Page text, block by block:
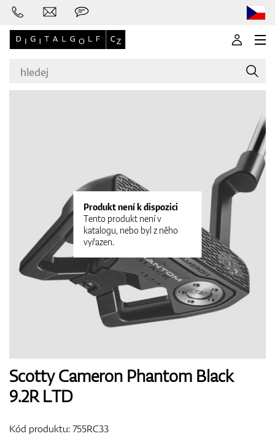
Golfové hole
Boty
Produkt není k dispozici
Tento produkt není v
katalogu, nebo byl z něho
vyřazen.
Scotty Cameron Phantom Black
9.2R LTD
Kód produktu:755RC33